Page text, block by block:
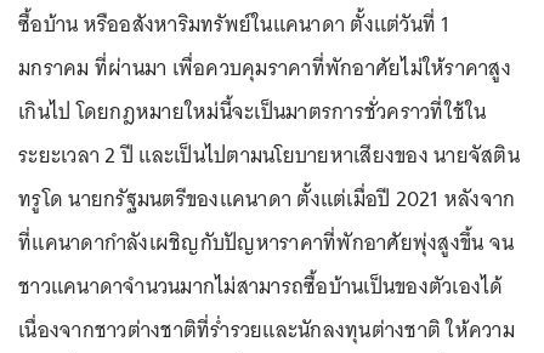
ซื้อบ้าน หรืออสังหาริมทรัพย์ในแคนาดา ตั้งแต่วันที่ 1
มกราคม ที่ผ่านมา เพื่อควบคุมราคาที่พักอาศัยไม่ให้ราคาสูง
เกินไป โดยกฎหมายใหม่นี้จะเป็นมาตรการชั่วคราวที่ใช้ใน
ระยะเวลา 2 ปี และเป็นไปตามนโยบายหาเสียงของ นายจัสติน
ทรูโด นายกรัฐมนตรีของแคนาดา ตั้งแต่เมื่อปี 2021 หลังจาก
ที่แคนาดากำลังเผชิญกับปัญหาราคาที่พักอาศัยพุ่งสูงขึ้น จน
ชาวแคนาดาจำนวนมากไม่สามารถซื้อบ้านเป็นของตัวเองได้
เนื่องจากชาวต่างชาติที่ร่ำรวยและนักลงทุนต่างชาติ ให้ความ